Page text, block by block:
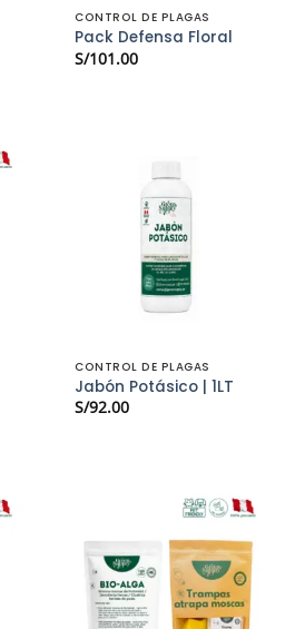
CONTROL DE PLAGAS
Pack Defensa Floral
S/101.00
CONTROL DE PLAGAS
Jabón Potásico | 1LT
S/92.00